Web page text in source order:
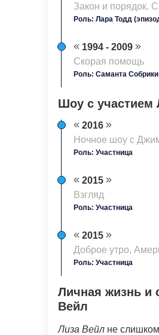
Закон и порядок.
Роль: Лара Тодд
1994 - 2009
Скорая помощь
Роль: Саманта Собрики
Шоу с участием
2016
Ночное шоу с
Роль: Участница
2015
Взгляд
Роль: Участница
2015
Доброе утро,
Роль: Участница
Личная жизнь и
Вейл
Лиза Вейл не